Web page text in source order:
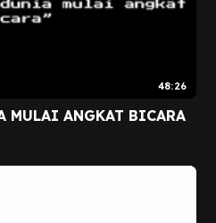
48:26
MULAI ANGKAT BICARA